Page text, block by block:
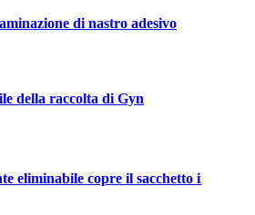
di nastro adesivo
della raccolta di Gyn
eliminabile copre il sacchetto incide il